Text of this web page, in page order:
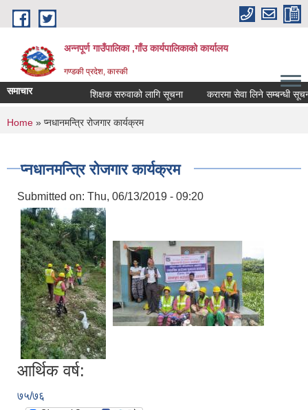
Skip to main content
अन्नपूर्ण गाउँपालिका ,गाँउ कार्यपालिकाको कार्यालय
गण्डकी प्रदेश, कास्की
समाचार शिक्षक सरुवाको लागि सूचना करारमा सेवा लिने सम्बन्धी सूचना ।
You are here
Home » प्नधानमन्त्रि रोजगार कार्यक्रम
प्नधानमन्त्रि रोजगार कार्यक्रम
Submitted on: Thu, 06/13/2019 - 09:20
आर्थिक वर्ष:
७५/७६